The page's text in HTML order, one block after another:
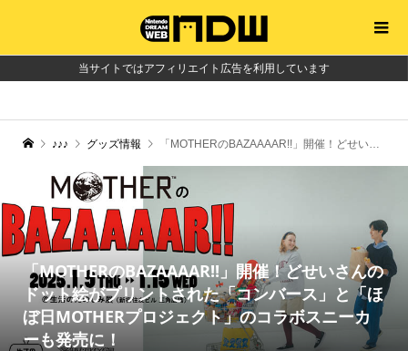
当サイトではアフィリエイト広告を利用しています
♪♪♪ グッズ情報 「MOTHERのBAZAAAAR!!」開催！どせいさんのドット絵がプリントされた「コンバース」と「ほぼ日MOTHERプロジェクト」のコラボスニーカーも発売に！
「MOTHERのBAZAAAAR!!」開催！どせいさんの
ドット絵がプリントされた「コンバース」と「ほ
ぼ日MOTHERプロジェクト」のコラボスニーカ
ーも発売に！